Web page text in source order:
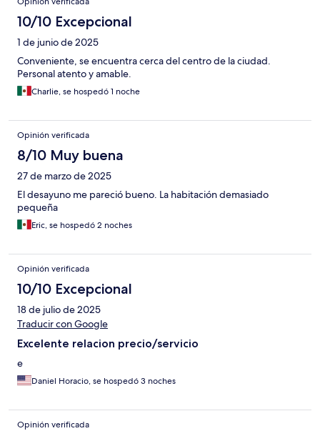
10/10 Excepcional
1 de junio de 2025
Conveniente, se encuentra cerca del centro de la ciudad.
Personal atento y amable.
Charlie, se hospedó 1 noche
Opinión verificada
8/10 Muy buena
27 de marzo de 2025
El desayuno me pareció bueno. La habitación demasiado
pequeña
Eric, se hospedó 2 noches
Opinión verificada
10/10 Excepcional
18 de julio de 2025
Traducir con Google
Excelente relacion precio/servicio
e
Daniel Horacio, se hospedó 3 noches
Opinión verificada